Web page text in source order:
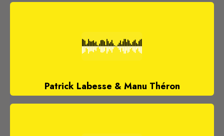
Patrick Labesse & Manu Théron